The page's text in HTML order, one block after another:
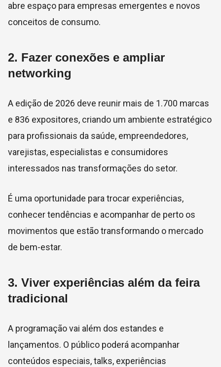
abre espaço para empresas emergentes e novos
conceitos de consumo.
2. Fazer conexões e ampliar
networking
A edição de 2026 deve reunir mais de 1.700 marcas
e 836 expositores, criando um ambiente estratégico
para profissionais da saúde, empreendedores,
varejistas, especialistas e consumidores
interessados nas transformações do setor.
É uma oportunidade para trocar experiências,
conhecer tendências e acompanhar de perto os
movimentos que estão transformando o mercado
de bem-estar.
3. Viver experiências além da feira
tradicional
A programação vai além dos estandes e
lançamentos. O público poderá acompanhar
conteúdos especiais, talks, experiências